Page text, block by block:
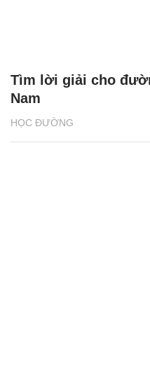
HỌC ĐƯỜNG
Tìm lời giải cho
Nam